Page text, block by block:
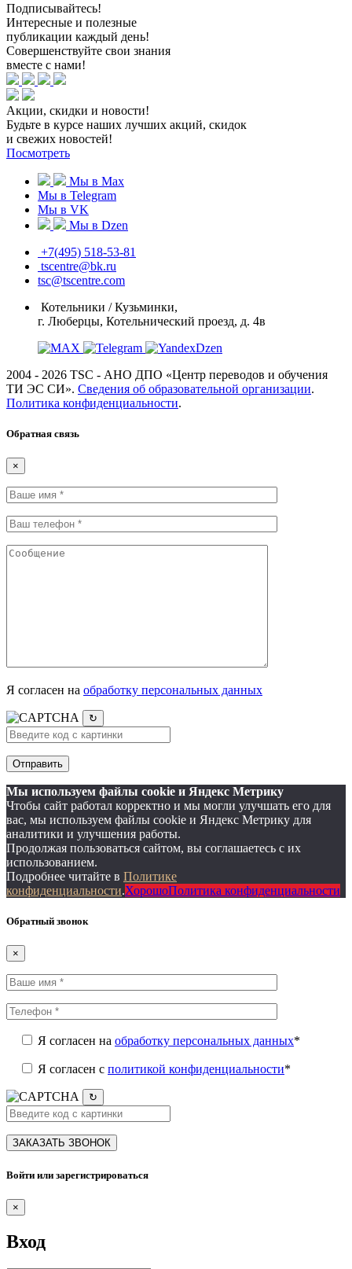
Подписывайтесь!
Интересные и полезные
публикации каждый день!
Совершенствуйте свои знания
вместе с нами!
Акции, скидки и новости!
Будьте в курсе наших лучших акций, скидок
и свежих новостей!
Посмотреть
Мы в Max
Мы в Telegram
Мы в VK
Мы в Dzen
+7(495) 518-53-81
tscentre@bk.ru
tsc@tscentre.com
Котельники / Кузьминки,
г. Люберцы, Котельнический проезд, д. 4в
2004 - 2026 TSC - АНО ДПО «Центр переводов и обучения
ТИ ЭС СИ». Сведения об образовательной организации.
Политика конфиденциальности.
Обратная связь
×
Я согласен на обработку персональных данных
↻
Мы используем файлы cookie и Яндекс Метрику
Чтобы сайт работал корректно и мы могли улучшать его для
вас, мы используем файлы cookie и Яндекс Метрику для
аналитики и улучшения работы.
Продолжая пользоваться сайтом, вы соглашаетесь с их
использованием.
Подробнее читайте в Политике
конфиденциальности.ХорошоПолитика конфиденциальности
Обратный звонок
×
Я согласен на обработку персональных данных*
Я согласен c политикой конфиденциальности*
↻
Войти или зарегистрироваться
×
Вход